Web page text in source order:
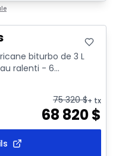
biturbo de 3 L
ralenti - 6...
75 320$+ tx
68 820$